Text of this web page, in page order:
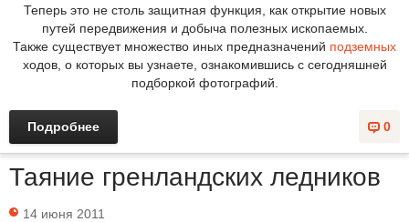
Теперь это не столь защитная функция, как открытие новых
путей передвижения и добыча полезных ископаемых.
Также существует множество иных предназначений подземных
ходов, о которых вы узнаете, ознакомившись с сегодняшней
подборкой фотографий.
0
Подробнее
Таяние гренландских ледников
14 июня 2011